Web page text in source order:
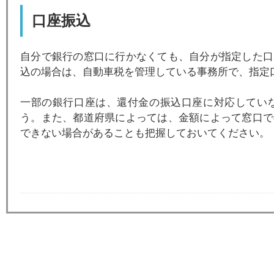
口座振込
自分で銀行の窓口に行かなくても、自分が指定した
込の場合は、自動車税を管理している事務所で、指
一部の銀行口座は、還付金の振込口座に対応して
う。また、都道府県によっては、金額によって窓口
できない場合があることも把握しておいてください。